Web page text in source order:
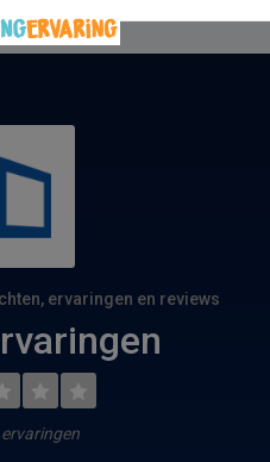
ervaringen en reviews